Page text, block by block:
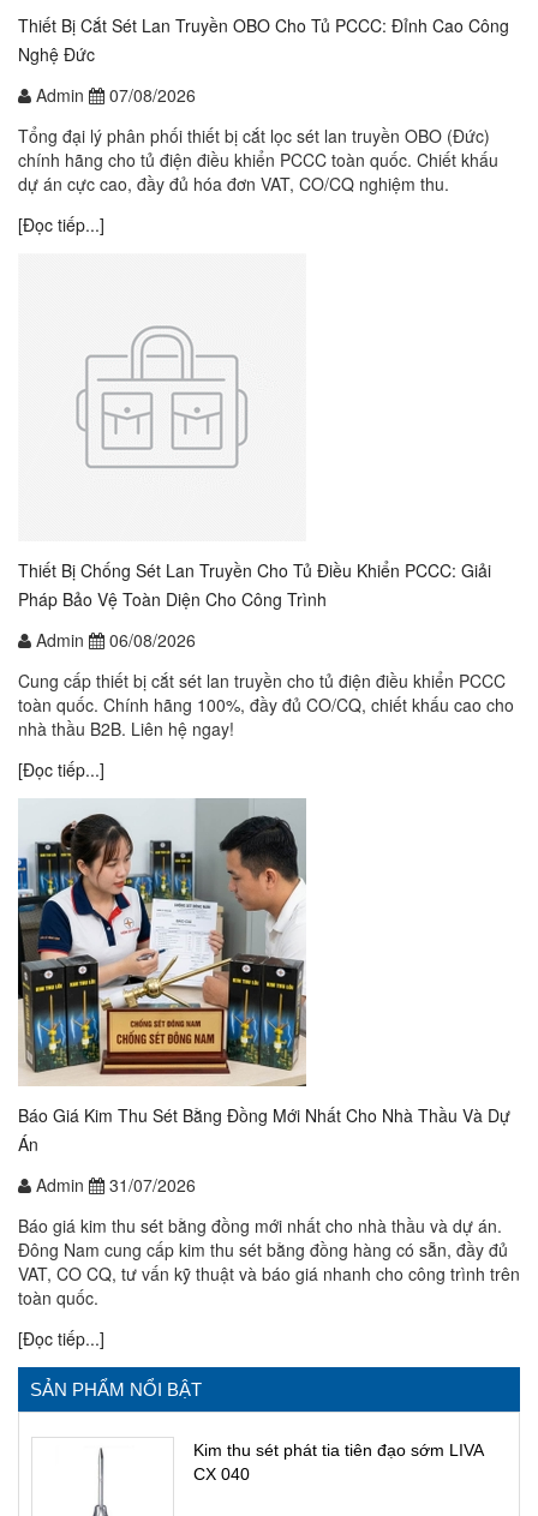
Thiết Bị Cắt Sét Lan Truyền OBO Cho Tủ PCCC: Đỉnh Cao Công
Nghệ Đức
Admin
07/08/2026
Tổng đại lý phân phối thiết bị cắt lọc sét lan truyền OBO (Đức)
chính hãng cho tủ điện điều khiển PCCC toàn quốc. Chiết khấu
dự án cực cao, đầy đủ hóa đơn VAT, CO/CQ nghiệm thu.
[Đọc tiếp...]
Thiết Bị Chống Sét Lan Truyền Cho Tủ Điều Khiển PCCC: Giải
Pháp Bảo Vệ Toàn Diện Cho Công Trình
Admin
06/08/2026
Cung cấp thiết bị cắt sét lan truyền cho tủ điện điều khiển PCCC
toàn quốc. Chính hãng 100%, đầy đủ CO/CQ, chiết khấu cao cho
nhà thầu B2B. Liên hệ ngay!
[Đọc tiếp...]
Báo Giá Kim Thu Sét Bằng Đồng Mới Nhất Cho Nhà Thầu Và Dự
Án
Admin
31/07/2026
Báo giá kim thu sét bằng đồng mới nhất cho nhà thầu và dự án.
Đông Nam cung cấp kim thu sét bằng đồng hàng có sẵn, đầy đủ
VAT, CO CQ, tư vấn kỹ thuật và báo giá nhanh cho công trình trên
toàn quốc.
[Đọc tiếp...]
SẢN PHẨM NỔI BẬT
Kim thu sét phát tia tiên đạo sớm LIVA
CX 040